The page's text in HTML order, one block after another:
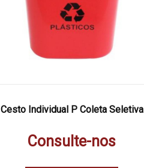
Cesto Individual P Coleta Seletiva
Consulte-nos